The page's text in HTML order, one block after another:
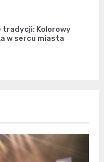
tradycji: Kolorowy
w sercu miasta